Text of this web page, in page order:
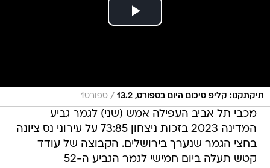
תיקתקנו: קליפ סיכום היום בספורט, 13.2 / ספורט1
מכבי תל אביב העפילה אמש (שני) לגמר גביע
המדינה 2023 בזכות ניצחון 73:85 על עירוני נס ציונה
בחצי הגמר שנערך בירושלים. הקבוצה של עודד
קטש תעלה ביום חמישי לגמר הגביע ה-52